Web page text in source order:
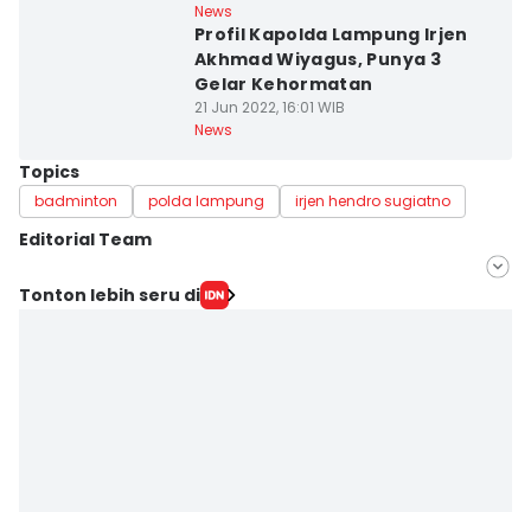
News
Profil Kapolda Lampung Irjen
Akhmad Wiyagus, Punya 3
Gelar Kehormatan
21 Jun 2022, 16:01 WIB
News
Topics
badminton polda lampung irjen hendro sugiatno
Editorial Team
Editor
Tonton lebih seru di